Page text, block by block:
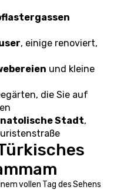
, einige renoviert,
und kleine
die Sie auf
Stadt,
vollen Tag des Sehens